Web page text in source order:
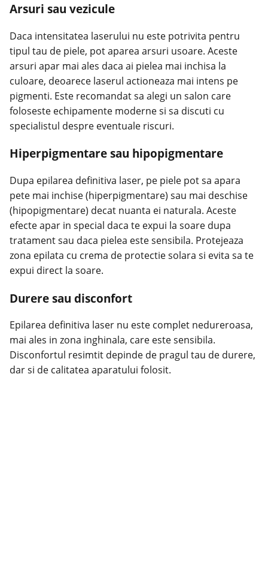
Arsuri sau vezicule
Daca intensitatea laserului nu este potrivita pentru
tipul tau de piele, pot aparea arsuri usoare. Aceste
arsuri apar mai ales daca ai pielea mai inchisa la
culoare, deoarece laserul actioneaza mai intens pe
pigmenti. Este recomandat sa alegi un salon care
foloseste echipamente moderne si sa discuti cu
specialistul despre eventuale riscuri.
Hiperpigmentare sau hipopigmentare
Dupa epilarea definitiva laser, pe piele pot sa apara
pete mai inchise (hiperpigmentare) sau mai deschise
(hipopigmentare) decat nuanta ei naturala. Aceste
efecte apar in special daca te expui la soare dupa
tratament sau daca pielea este sensibila. Protejeaza
zona epilata cu crema de protectie solara si evita sa te
expui direct la soare.
Durere sau disconfort
Epilarea definitiva laser nu este complet nedureroasa,
mai ales in zona inghinala, care este sensibila.
Disconfortul resimtit depinde de pragul tau de durere,
dar si de calitatea aparatului folosit.